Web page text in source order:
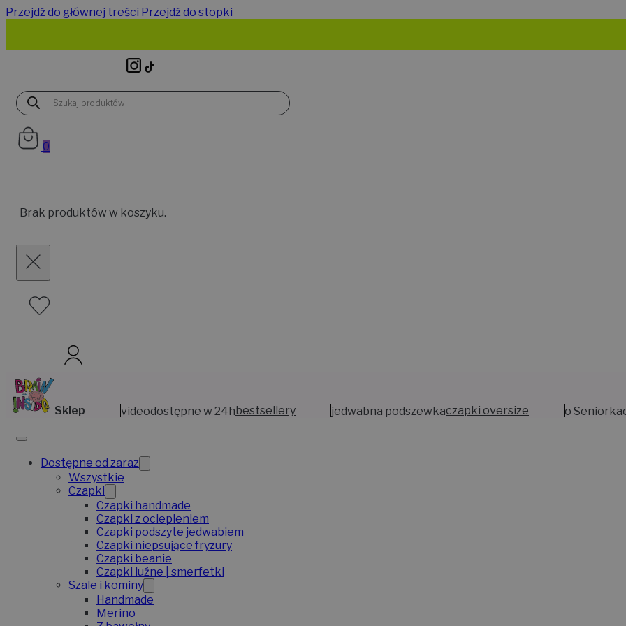
Przejdź do głównej treści Przejdź do stopki
Wyszukiwarka
produktów
0
Brak produktów w koszyku.
Sklep videodostępne w 24hbestsellery jedwabna podszewkaczapki oversize o
Dostępne od zaraz
Wszystkie
Czapki
Czapki handmade
Czapki z ociepleniem
Czapki podszyte jedwabiem
Czapki niepsujące fryzury
Czapki beanie
Czapki luźne | smerfetki
Szale i kominy
Handmade
Merino